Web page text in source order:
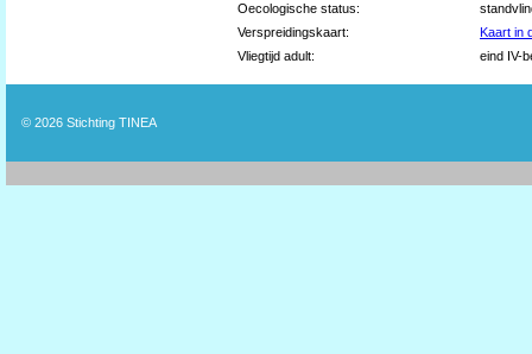
Oecologische status:
Verspreidingskaart:
Kaart in
Vliegtijd adult:
eind IV-
© 2026 Stichting TINEA